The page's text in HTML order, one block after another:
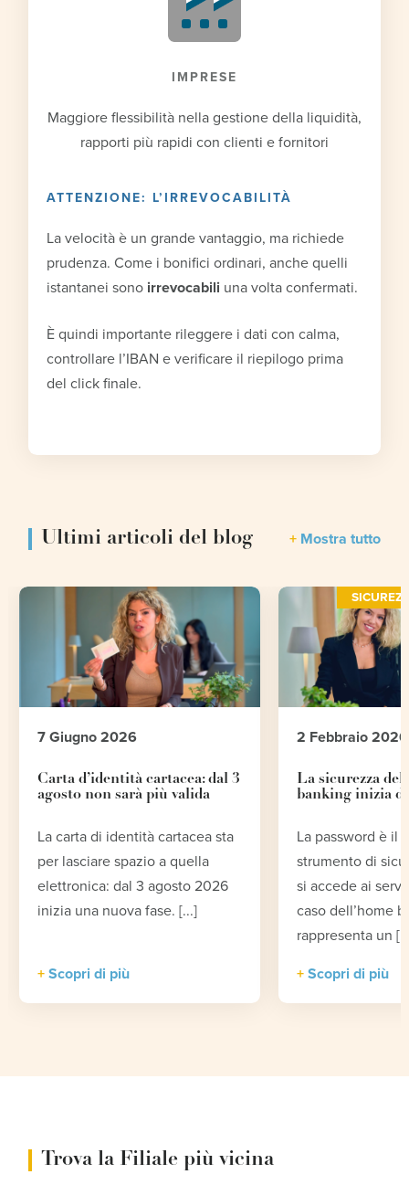
IMPRESE
Maggiore flessibilità nella gestione della liquidità,
rapporti più rapidi con clienti e fornitori
ATTENZIONE: L’IRREVOCABILITÀ
La velocità è un grande vantaggio, ma richiede
prudenza. Come i bonifici ordinari, anche quelli
istantanei sono irrevocabili una volta confermati.
È quindi importante rileggere i dati con calma,
controllare l’IBAN e verificare il riepilogo prima
del click finale.
Ultimi articoli del blog Mostra tutto
7 Giugno 2026
Carta d’identità cartacea: dal 3
agosto non sarà più valida
La carta di identità cartacea sta
per lasciare spazio a quella
elettronica: dal 3 agosto 2026
inizia una nuova fase. [...]
Scopri di più
2 Febbraio 2026
La sicurezza del
banking inizia
La password è il
strumento di
si accede ai
caso dell’home
rappresenta un
Scopri di più
Trova la Filiale più vicina